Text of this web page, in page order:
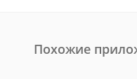
Похожие